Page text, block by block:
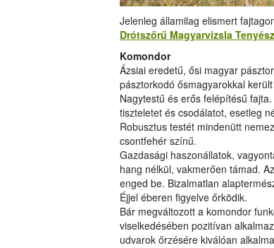
Jelenleg államilag elismert
Drótszőrű Magyarvizsla
Komondor
Ázsiai eredetű, ősi magyar
pásztorkodó ősmagyarokkal
Nagytestű és erős felépítésű
tiszteletet és csodálatot, esetleg
Robusztus testét mindenütt
csontfehér színű.
Gazdasági haszonállatok,
hang nélkül, vakmerően támad.
enged be. Bizalmatlan
Éjjel éberen figyelve őrködik.
Bár megváltozott a komondor
viselkedésében pozitívan
udvarok őrzésére kiválóan